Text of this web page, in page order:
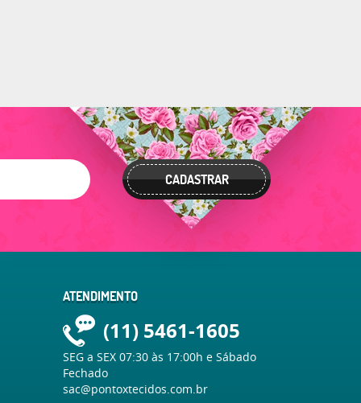
CADASTRAR
ATENDIMENTO
(11) 5461-1605
SEG a SEX 07:30 às 17:00h e Sábado
Fechado
sac@pontoxtecidos.com.br